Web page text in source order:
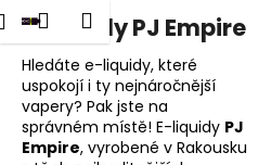
Přejít
na
obsah
Přihlášení
Nákupní
košík
Menu
E-liquidy PJ Empire
Hledáte e-liquidy, které
uspokojí i ty nejnáročnější
vapery? Pak jste na
správném místě! E-liquidy PJ
Empire, vyrobené v Rakousku
K
o Zpět
Zpět
C
o